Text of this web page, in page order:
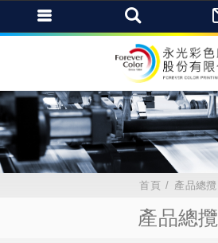
產品總攬
首頁 產品總攬